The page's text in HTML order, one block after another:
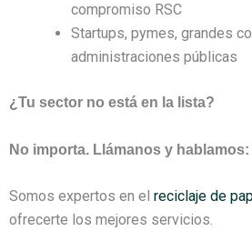
compromiso RSC
Startups, pymes, grandes
administraciones públicas
¿Tu sector no está en la lista?
No importa. Llámanos y hablamos:
Somos expertos en el reciclaje de
ofrecerte los mejores servicios.